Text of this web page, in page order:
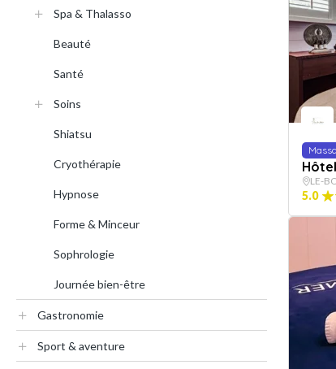
Spa & Thalasso
Beauté
Santé
Soins
Shiatsu
Cryothérapie
Hypnose
Forme & Minceur
Sophrologie
Journée bien-être
Gastronomie
Sport & aventure
LE-
5.0